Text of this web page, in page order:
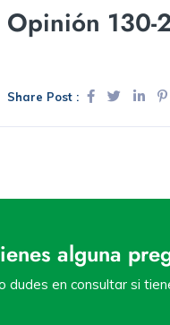
Opinión 130-
Share Post :
alguna
dudes en consultar si